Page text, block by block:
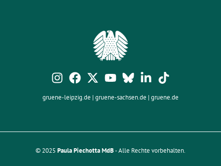
gruene-leipzig.de | gruene-sachsen.de | gruene.de
© 2025 Paula Piechotta MdB- Alle Rechte vorbehalten.